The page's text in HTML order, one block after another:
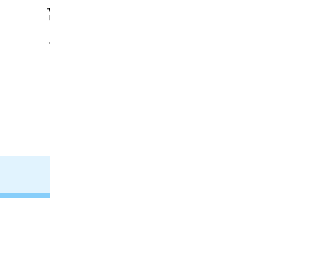
¥
スポーツパンツ ポケッ